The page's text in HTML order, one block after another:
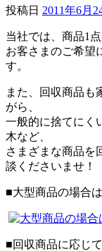
投稿日 2011年6月
当社では、商品1
お客さまのご希望
す。
また、回収商品も
がら、
一般的に捨てにく
木など、
さまざまな商品を
談くださいませ！
■大型商品の場合
■回収商品に応じ